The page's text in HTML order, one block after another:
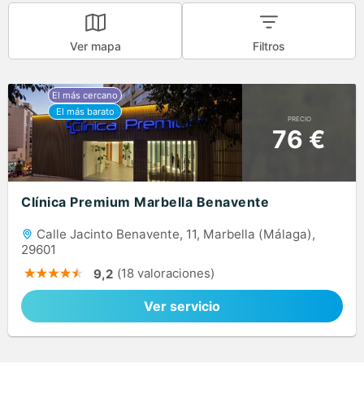
Ver mapa Filtros
PRECIO
76 €
Clínica Premium Marbella Benavente
Calle Jacinto Benavente, 11, Marbella (Málaga),
29601
9,2 (18 valoraciones)
Ver servicio